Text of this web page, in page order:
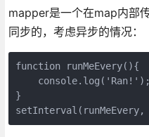
mapper是一个在map内部
同步的，考虑异步的情况：
function runMeEvery(){
    console.log('Ran!');
}